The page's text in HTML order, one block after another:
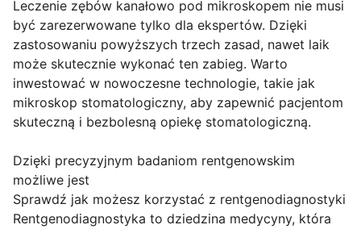
Leczenie zębów kanałowo pod mikroskopem nie musi
być zarezerwowane tylko dla ekspertów. Dzięki
zastosowaniu powyższych trzech zasad, nawet laik
może skutecznie wykonać ten zabieg. Warto
inwestować w nowoczesne technologie, takie jak
mikroskop stomatologiczny, aby zapewnić pacjentom
skuteczną i bezbolesną opiekę stomatologiczną.
Dzięki precyzyjnym badaniom rentgenowskim
możliwe jest
Sprawdź jak możesz korzystać z rentgenodiagnostyki
Rentgenodiagnostyka to dziedzina medycyny, która